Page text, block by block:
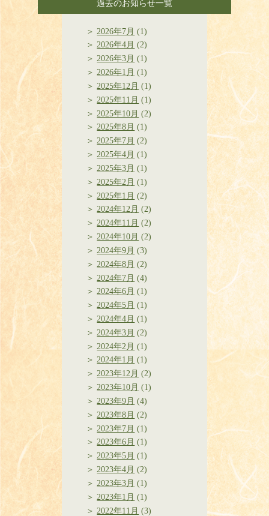
過去のお知らせ一覧
2026年7月 (1)
2026年4月 (2)
2026年3月 (1)
2026年1月 (1)
2025年12月 (1)
2025年11月 (1)
2025年10月 (2)
2025年8月 (1)
2025年7月 (2)
2025年4月 (1)
2025年3月 (1)
2025年2月 (1)
2025年1月 (2)
2024年12月 (2)
2024年11月 (2)
2024年10月 (2)
2024年9月 (3)
2024年8月 (2)
2024年7月 (4)
2024年6月 (1)
2024年5月 (1)
2024年4月 (1)
2024年3月 (2)
2024年2月 (1)
2024年1月 (1)
2023年12月 (2)
2023年10月 (1)
2023年9月 (4)
2023年8月 (2)
2023年7月 (1)
2023年6月 (1)
2023年5月 (1)
2023年4月 (2)
2023年3月 (1)
2023年1月 (1)
2022年11月 (3)